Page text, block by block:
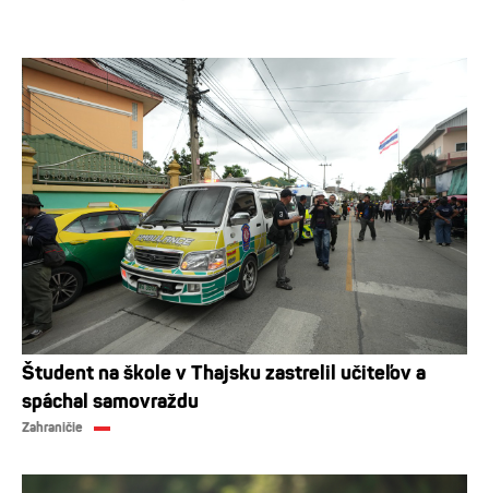
Študent na škole v Thajsku zastrelil učiteľov a
spáchal samovraždu
Zahraničie